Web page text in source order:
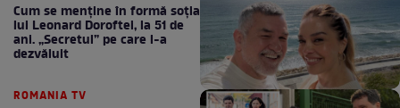
Cum se menţine în formă soţia
lui Leonard Doroftei, la 51 de
ani. „Secretul” pe care l-a
dezvăluit
ROMANIA TV